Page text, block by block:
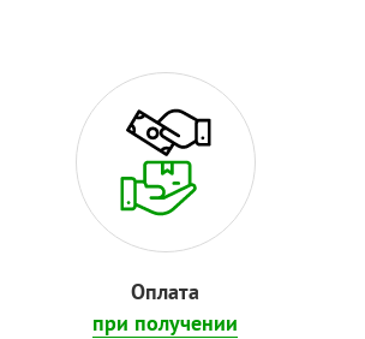
Оплата
при получении